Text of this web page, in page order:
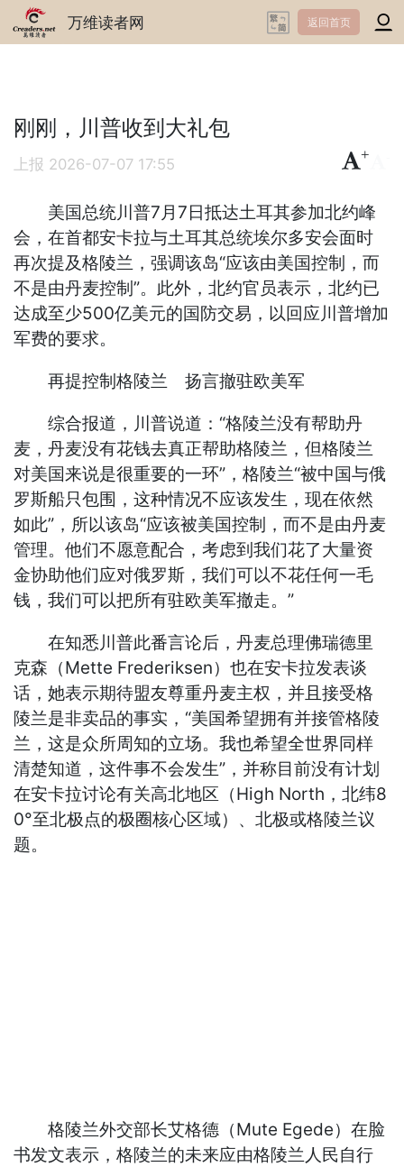
万维读者网 返回首页
刚刚，川普收到大礼包
上报 2026-07-07 17:55
+
美国总统川普7月7日抵达土耳其参加北约峰
会，在首都安卡拉与土耳其总统埃尔多安会面时
再次提及格陵兰，强调该岛“应该由美国控制，而
不是由丹麦控制”。此外，北约官员表示，北约已
达成至少500亿美元的国防交易，以回应川普增加
军费的要求。
再提控制格陵兰 扬言撤驻欧美军
综合报道，川普说道：“格陵兰没有帮助丹
麦，丹麦没有花钱去真正帮助格陵兰，但格陵兰
对美国来说是很重要的一环”，格陵兰“被中国与俄
罗斯船只包围，这种情况不应该发生，现在依然
如此”，所以该岛“应该被美国控制，而不是由丹麦
管理。他们不愿意配合，考虑到我们花了大量资
金协助他们应对俄罗斯，我们可以不花任何一毛
钱，我们可以把所有驻欧美军撤走。”
在知悉川普此番言论后，丹麦总理佛瑞德里
克森（Mette Frederiksen）也在安卡拉发表谈
话，她表示期待盟友尊重丹麦主权，并且接受格
陵兰是非卖品的事实，“美国希望拥有并接管格陵
兰，这是众所周知的立场。我也希望全世界同样
清楚知道，这件事不会发生”，并称目前没有计划
在安卡拉讨论有关高北地区（High North，北纬8
0°至北极点的极圈核心区域）、北极或格陵兰议
题。
格陵兰外交部长艾格德（Mute Egede）在脸
书发文表示，格陵兰的未来应由格陵兰人民自行